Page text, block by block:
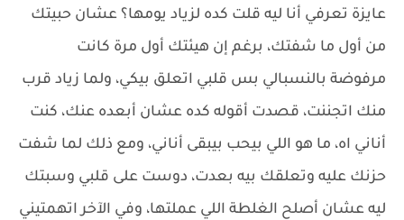
عايزة تعرفي أنا ليه قلت كده لزياد يومها؟ عشان حبيتك
من أول ما شفتك، برغم إن هيئتك أول مرة كانت
مرفوضة بالنسبالي بس قلبي اتعلق بيكي، ولما زياد قرب
منك اتجننت، قصدت أقوله كده عشان أبعده عنك، كنت
أناني اه، ما هو اللي بيحب بيبقى أناني، ومع ذلك لما شفت
حزنك عليه وتعلقك بيه بعدت، دوست على قلبي وسبتك
ليه عشان أصلح الغلطة اللي عملتها، وفي الآخر اتهمتيني